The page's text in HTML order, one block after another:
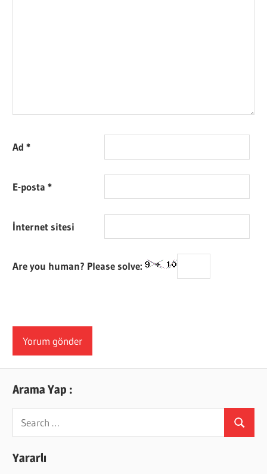
Ad*
E-posta*
İnternet sitesi
Are you human? Please solve:
Arama Yap :
Search
for:
Search
Yararlı